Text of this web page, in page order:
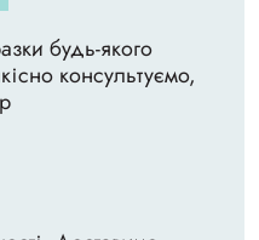
будь-якого
консультуємо,